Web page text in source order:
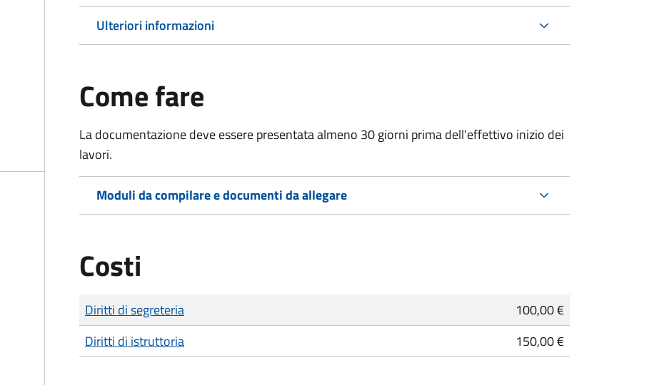
Ulteriori informazioni
Come fare
La documentazione deve essere presentataalmeno 30 giorni prima dell'effettivo inizio dei
lavori.
Moduli da compilare e documenti da allegare
Costi
Tipo di pagamento
Importo
Diritti di segreteria
100,00 €
Diritti di istruttoria
150,00 €